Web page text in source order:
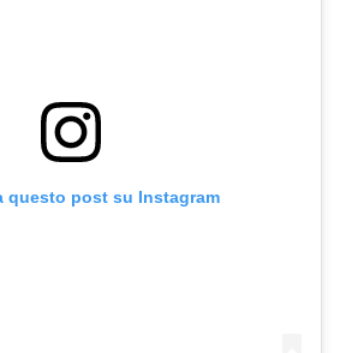
questo post su Instagram